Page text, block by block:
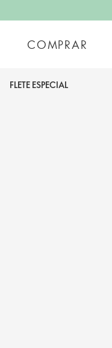
COMPRAR
FLETE ESPECIAL